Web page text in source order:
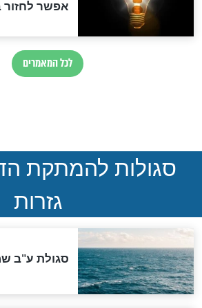
הותר לפרסום:
המסמך האבוד
במרתפי
הנדיר של